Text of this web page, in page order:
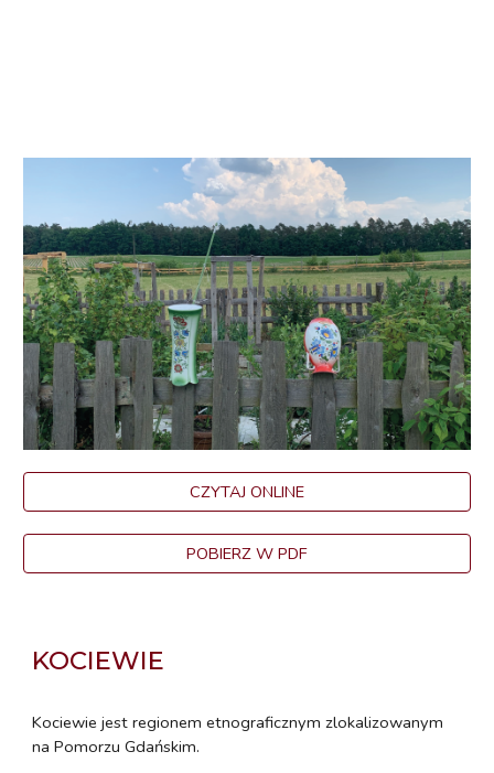
CZYTAJ ONLINE
POBIERZ W PDF
KOCIEWIE
Kociewie jest regionem etnograficznym zlokalizowanym
na Pomorzu Gdańskim.